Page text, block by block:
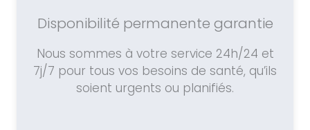
Disponibilité permanente garantie
Nous sommes à votre service 24h/24 et
7j/7 pour tous vos besoins de santé, qu’ils
soient urgents ou planifiés.